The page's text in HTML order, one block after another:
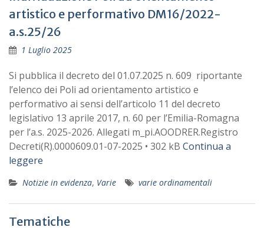
artistico e performativo DM16/2022-
a.s.25/26
1 Luglio 2025
Si pubblica il decreto del 01.07.2025 n. 609 riportante
l’elenco dei Poli ad orientamento artistico e
performativo ai sensi dell’articolo 11 del decreto
legislativo 13 aprile 2017, n. 60 per l’Emilia-Romagna
per l’a.s. 2025-2026. Allegati m_pi.AOODRER.Registro
Decreti(R).0000609.01-07-2025 • 302 kB Continua a
leggere
Notizie in evidenza, Varie varie ordinamentali
Tematiche